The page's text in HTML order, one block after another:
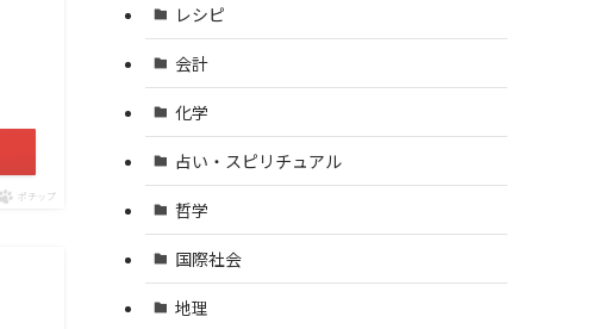
ポチップ
レシピ
会計
化学
占い・スピリチュアル
哲学
国際社会
地理